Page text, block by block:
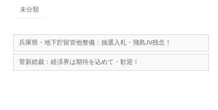
未分類
兵庫県・地下貯留管他整備：抽選入札・飛島JV残念！
菅新総裁：経済界は期待を込めて・歓迎！